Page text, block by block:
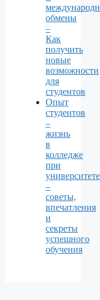
обмены
–
Как
получить
новые
возможности
для
студентов
Опыт
студентов
–
жизнь
в
колледже
при
университете
–
советы,
впечатления
и
секреты
успешного
обучения